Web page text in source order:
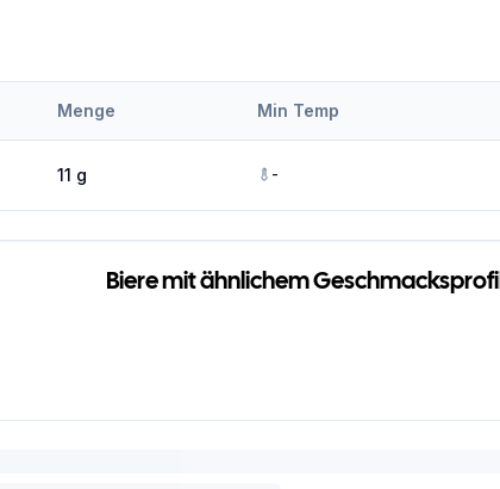
Menge Min Temp
11 g -
Biere mit ähnlichem Geschmacksprofil